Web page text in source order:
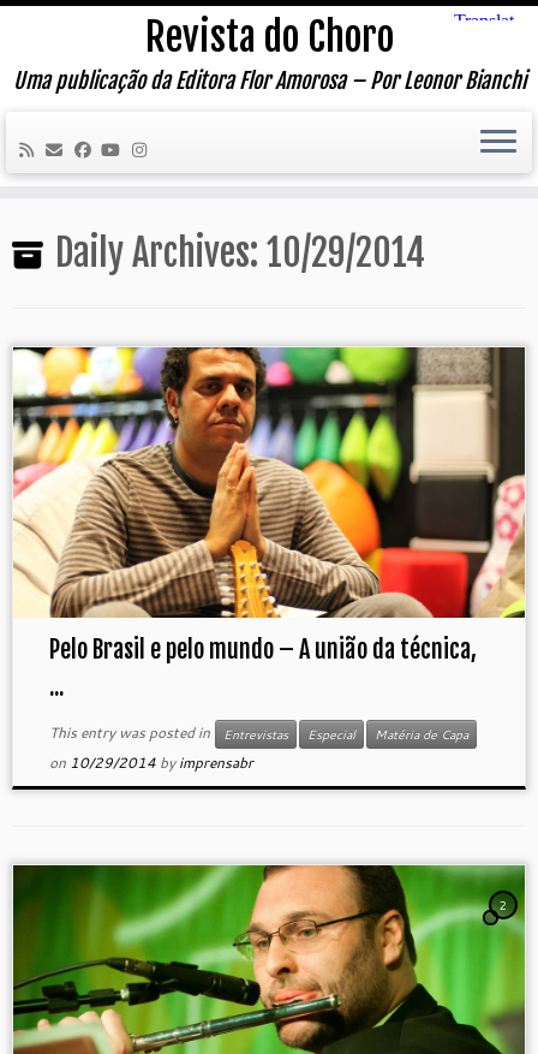
Skip
content
Revista do Choro
Uma publicação da Editora Flor Amorosa – Por Leonor Bianchi
Daily Archives: 10/29/2014
Pelo Brasil e pelo mundo – A união da técnica,
...
This entry was posted in Entrevistas Especial Matéria de Capa
on 10/29/2014 byimprensabr
2